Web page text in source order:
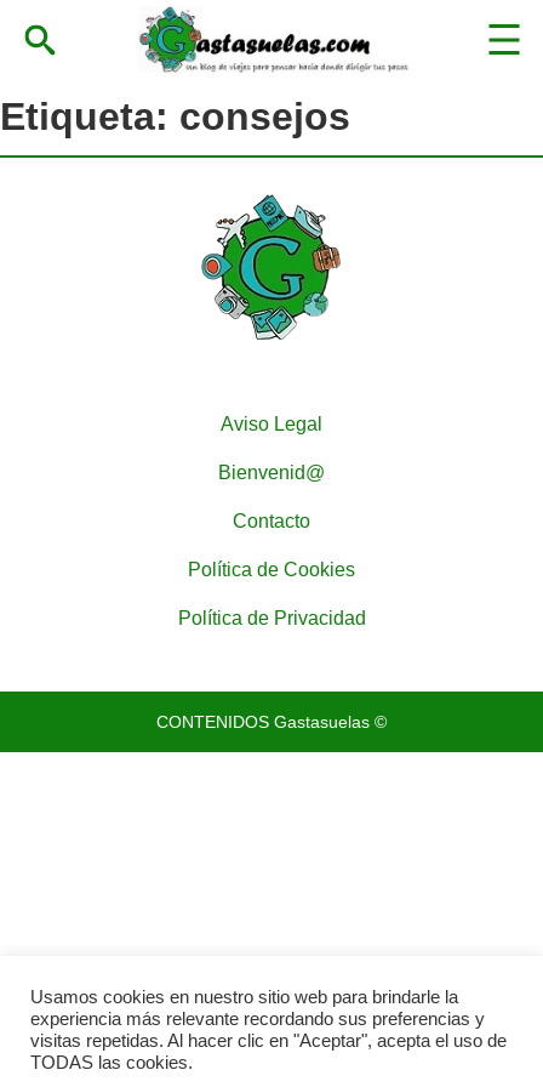
Etiqueta: consejos
Aviso Legal
Bienvenid@
Contacto
Política de Cookies
Política de Privacidad
CONTENIDOS Gastasuelas ©
Usamos cookies en nuestro sitio web para brindarle la
experiencia más relevante recordando sus preferencias y
visitas repetidas. Al hacer clic en "Aceptar", acepta el uso de
TODAS las cookies.